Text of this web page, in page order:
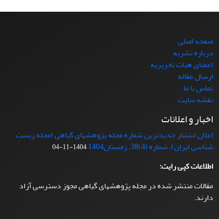
صفحه اصلی
درباره نشریه
اعضای هیات تحریریه
ارسال مقاله
تماس با ما
نقشه سایت
اخبار و اعلانات
اعلان انتشار جدیدترین شماره مجله پژوهشهای گیاهی (مجله زیست
شناسی ایران)، شماره (4)38، زمستان1404
1404-11-04
اطلاعات کپی رایت:
مقالات منتشر شده در مجله پژوهشهای گیاهی مجوز دسترسی آزاد
دارند.